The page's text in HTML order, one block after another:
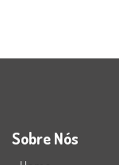
Sobre Nós